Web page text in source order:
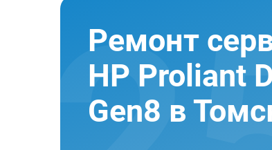
Ремонт
HP Proliant
Gen8 в